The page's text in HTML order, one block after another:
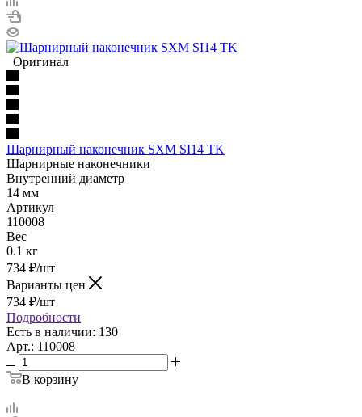
Оригинал
Шарнирный наконечник SXM SI14 TK
Шарнирные наконечники
Внутренний диаметр
14 мм
Артикул
110008
Вес
0.1 кг
734 ₽/шт
Варианты цен
734 ₽/шт
Подробности
Есть в наличии: 130
Арт.: 110008
В корзину